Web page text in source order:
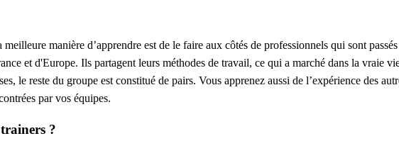
manière d’apprendre est de le faire aux côtés de professionnels qui sont
et d'Europe. Ils partagent leurs méthodes de travail, ce qui a marché dans la vraie
le reste du groupe est constitué de pairs. Vous apprenez aussi de l’expérience des
par vos équipes.
?